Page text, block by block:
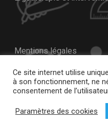
Mentions légales
Nous contacter
Prendre rendez-vous
Téléconsultations
Ce site internet utilise
à son fonctionnement, ne
consentement de
Paramètres des cookies